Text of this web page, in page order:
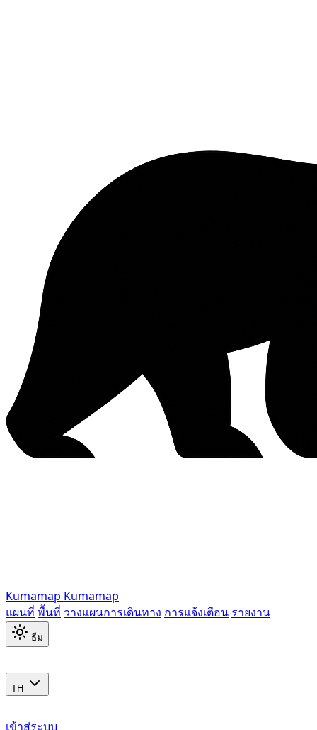
Kumamap Kumamap
แผนที่ พื้นที่ วางแผนการเดินทาง การแจ้งเตือน รายงาน
ธีม
TH
เข้าสู่ระบบ